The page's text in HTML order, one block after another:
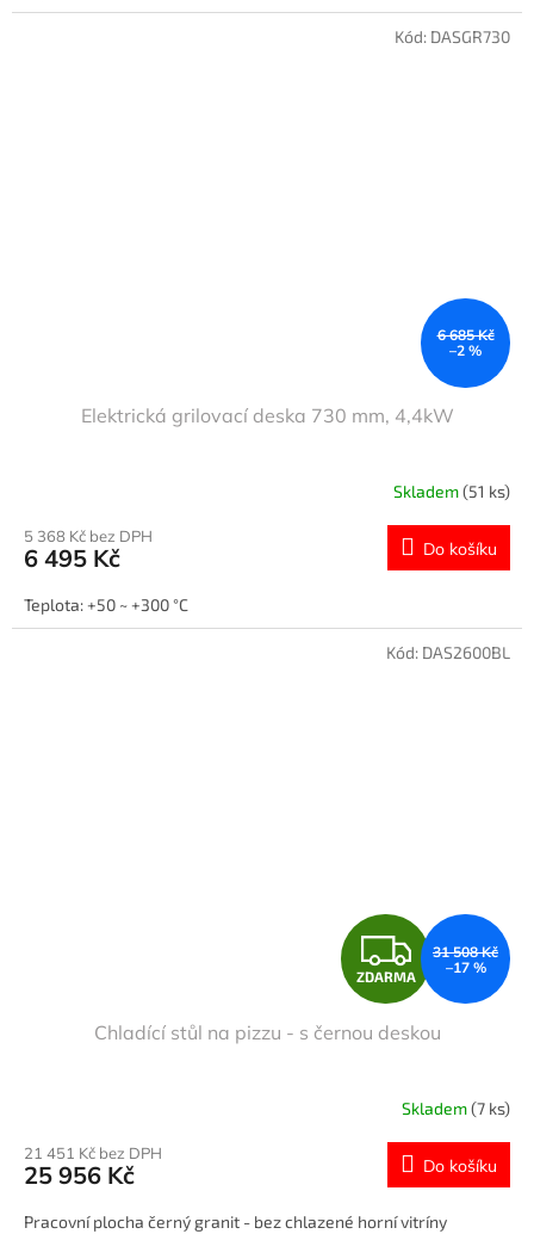
6 685 Kč
–2 %
Elektrická grilovací deska 730 mm, 4,4kW
Skladem(51 ks)
5 368 Kč bez DPH
6 495 Kč Do košíku
Teplota: +50 ~ +300 °C
Kód: DASGR730
Z
D
A
R
M
A
ZDARMA
31 508 Kč
–17 %
Chladící stůl na pizzu - s černou deskou
Skladem(7 ks)
21 451 Kč bez DPH
25 956 Kč Do košíku
Pracovní plocha černý granit - bez chlazené horní vitríny
Kód: DAS2600BL